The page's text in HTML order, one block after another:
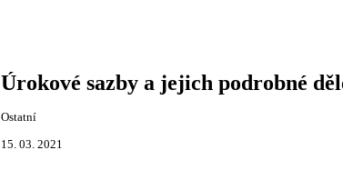
Úrokové sazby a jejich podrobné
Ostatní
15. 03. 2021